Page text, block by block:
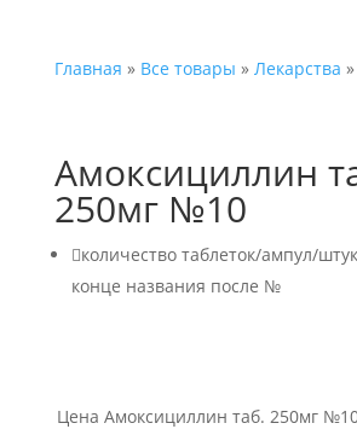
Главная » Все товары » Лекарства »
Амоксициллин
250мг №10
количество таблеток/ампул/
конце названия после №
Цена Амоксициллин таб. 250мг